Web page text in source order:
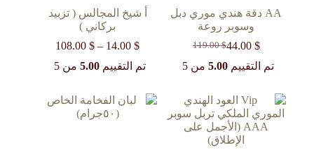
AA دقة هندي موري دبل
وسوبر روعة
119.00$
السعر
الأصلي
44.00 $
السعر
الحالي تم التقييم 5.00من 5
أ شيخ المجالس ( تزبيد
بركاني )
14.00$
–
108.00$
نطاق
من
خلال
تم التقييم5.00 من 5